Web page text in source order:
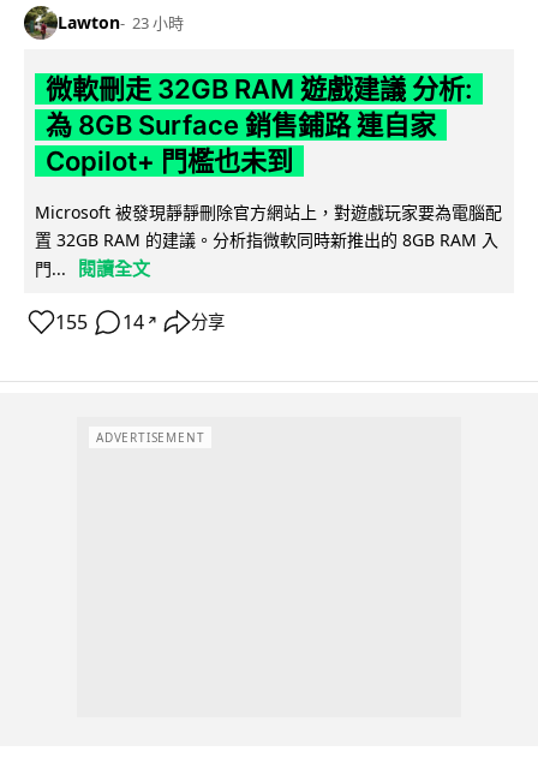
Lawton 23 小時
微軟刪走 32GB RAM 遊戲建議 分析:
為 8GB Surface 銷售鋪路 連自家
Copilot+ 門檻也未到
Microsoft 被發現靜靜刪除官方網站上，對遊戲玩家要為電腦配
置 32GB RAM 的建議。分析指微軟同時新推出的 8GB RAM 入
門...
閱讀全文
155 14 ↗ 分享
ADVERTISEMENT